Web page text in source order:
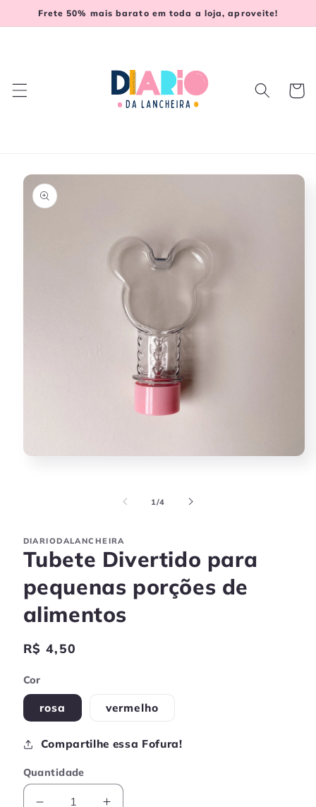
Pular
Frete 50% mais barato em toda a loja, aproveite!
as
informações
do produto
1/de
4
DIARIODALANCHEIRA
Tubete Divertido para
pequenas porções de
alimentos
Preço
R$ 4,50
Cor
rosa vermelho
Compartilhe essa Fofura!
Quantidade